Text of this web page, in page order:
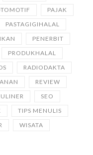
PAJAK
PASTAGIGIHALAL
PENERBIT
PRODUKHALAL
RADIODAKTA
REVIEW
SEO
TIPS MENULIS
WISATA